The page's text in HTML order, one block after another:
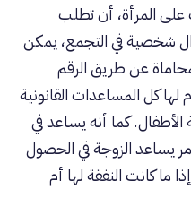
المرأة، أن تطلب
شخصية في التجمع، يمكن
عن طريق الرقم
يقدم لها كل المساعدات القانونية
كما أنه يساعد في
يساعد الزوجة في الحصول
ما كانت النفقة لها أم